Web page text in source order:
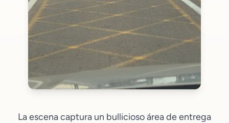
La escena captura un bullicioso área de entrega